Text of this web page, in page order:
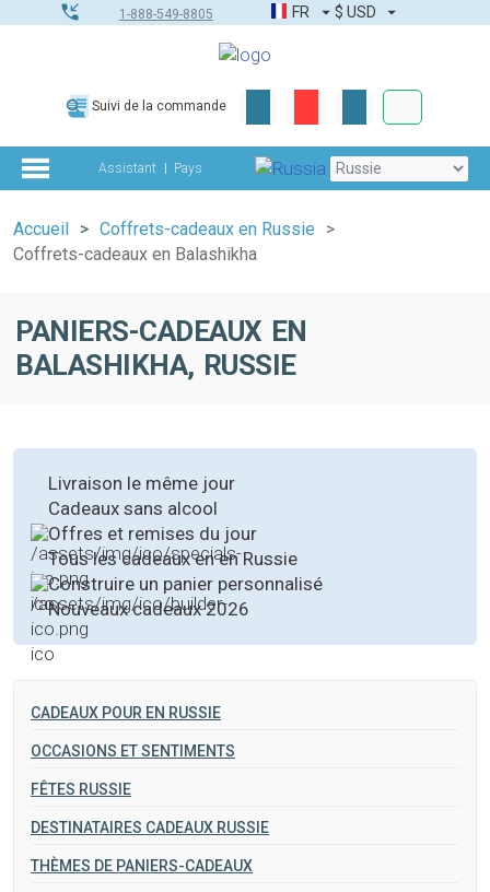
1-888-549-8805 FR $ USD
Suivi de la commande
Assistant Pays
Accueil
Coffrets-cadeaux en Russie
Coffrets-cadeaux en Balashikha
PANIERS-CADEAUX EN
BALASHIKHA, RUSSIE
Livraison le même jour
Cadeaux sans alcool
Offres et remises du jour
Tous les cadeaux en en Russie
Construire un panier personnalisé
Nouveaux cadeaux 2026
CADEAUX POUR EN RUSSIE
OCCASIONS ET SENTIMENTS
FÊTES RUSSIE
DESTINATAIRES CADEAUX RUSSIE
THÈMES DE PANIERS-CADEAUX